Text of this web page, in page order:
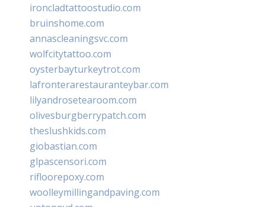
ironcladtattoostudio.com
bruinshome.com
annascleaningsvc.com
wolfcitytattoo.com
oysterbayturkeytrot.com
lafronterarestauranteybar.com
lilyandrosetearoom.com
olivesburgberrypatch.com
theslushkids.com
giobastian.com
glpascensori.com
rifloorepoxy.com
woolleymillingandpaving.com